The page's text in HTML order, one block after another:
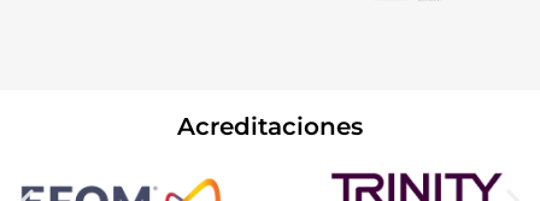
Acreditaciones